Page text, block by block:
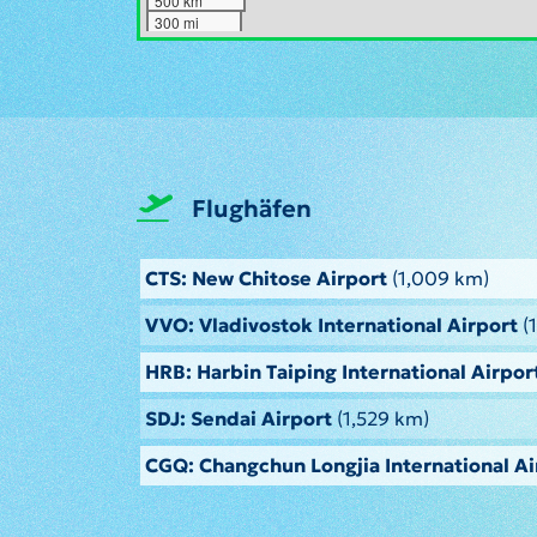
300 mi
Flughäfen
CTS: New Chitose Airport (1,009 km)
VVO: Vladivostok International Airport
HRB: Harbin Taiping International
SDJ: Sendai Airport(1,529 km)
CGQ: Changchun Longjia International